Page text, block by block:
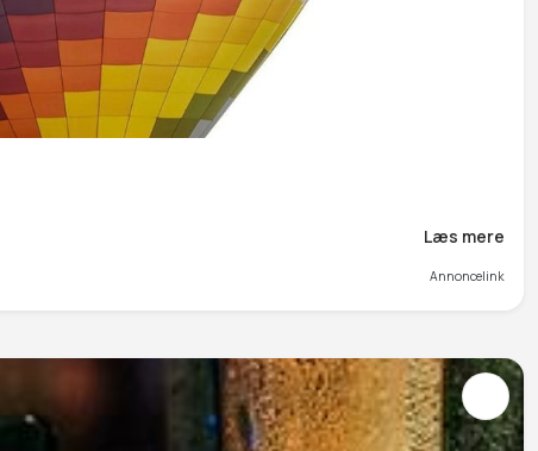
Læs mere
Annoncelink